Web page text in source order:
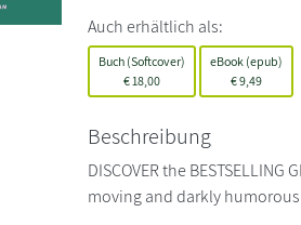
Auch erhältlich als:
Buch (Softcover)
€ 18,00
eBook (epub)
€9,49
Beschreibung
DISCOVER the
moving and darkly